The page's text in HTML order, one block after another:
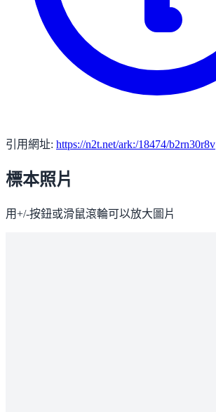
引用網址: https://n2t.net/ark:/18474/b2rn30r8v
標本照片
用+/-按鈕或滑鼠滾輪可以放大圖片